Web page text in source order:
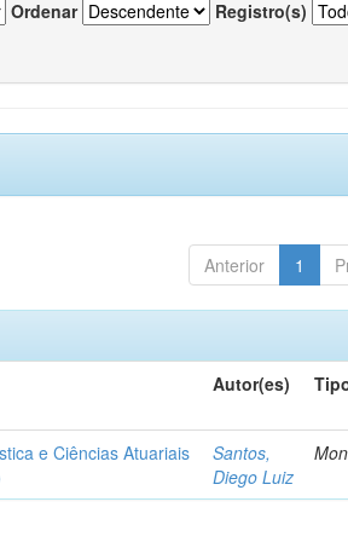
Ordenar Registro(s)
Anterior 1
Autor(es)
e Ciências Atuariais
Santos,
Diego Luiz